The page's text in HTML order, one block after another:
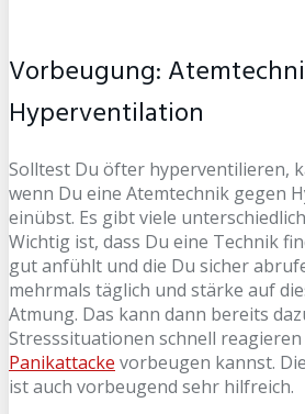
Vorbeugung:
Hyperventilation
Solltest Du öfter hyperventilieren,
wenn Du eine Atemtechnik gegen
einübst. Es gibt viele
Wichtig ist, dass Du eine Technik
gut anfühlt und die Du sicher
mehrmals täglich und stärke auf
Atmung. Das kann dann bereits
Stresssituationen schnell
Panikattacke vorbeugen kannst.
ist auch vorbeugend sehr hilfreich.